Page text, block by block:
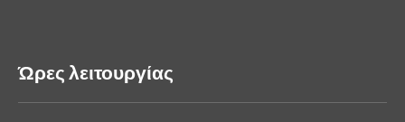
Ώρες λειτουργίας